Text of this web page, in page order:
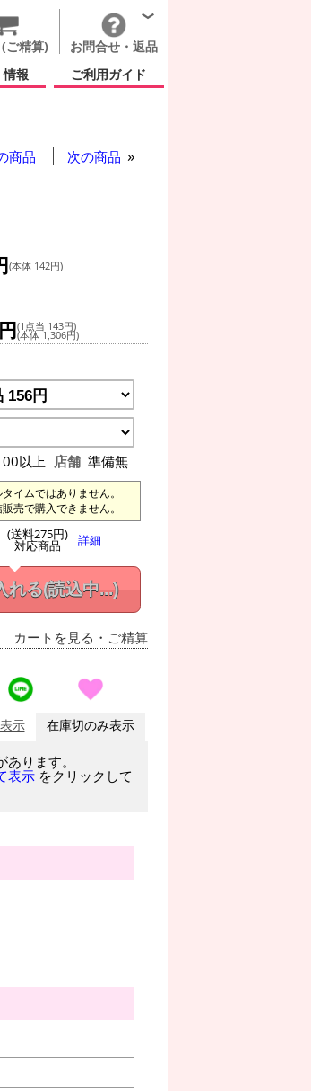
ご精算)
お問合せ・返品
報 ご利用ガイド
商品 次の商品
(本体 142円)
(1点当 143円)
(本体 1,306円)
以上 店舗 準備無
イムではありません。
売で購入できません。
(送料275円)
対応商品 詳細
れる(読込中...)
カートを見る ・ご精算
示 在庫切のみ表示
ります。
表示 をクリックして